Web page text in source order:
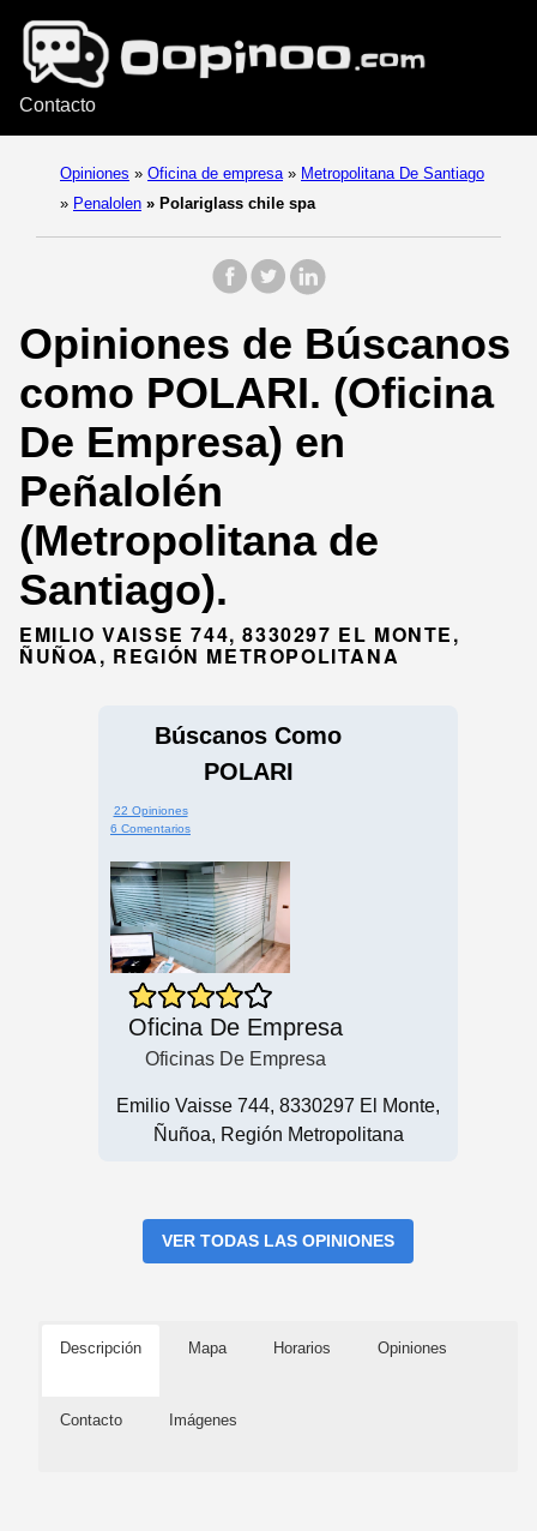
Contacto
Opiniones » Oficina de empresa » Metropolitana De Santiago
» Penalolen » Polariglass chile spa
Opiniones de Búscanos
como POLARI. (Oficina
De Empresa) en
Peñalolén
(Metropolitana de
Santiago).
EMILIO VAISSE 744, 8330297 EL MONTE,
ÑUÑOA, REGIÓN METROPOLITANA
Búscanos Como
POLARI
22 Opiniones
6 Comentarios
Oficina De Empresa
Oficinas De Empresa
Emilio Vaisse 744, 8330297 El Monte,
Ñuñoa, Región Metropolitana
VER TODAS LAS OPINIONES
Descripción Mapa Horarios Opiniones
Contacto Imágenes